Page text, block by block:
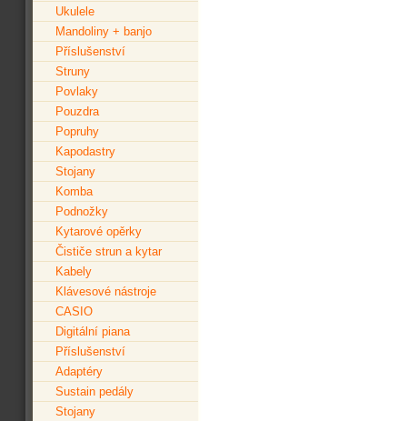
Ukulele
Mandoliny + banjo
Příslušenství
Struny
Povlaky
Pouzdra
Popruhy
Kapodastry
Stojany
Komba
Podnožky
Kytarové opěrky
Čističe strun a kytar
Kabely
Klávesové nástroje
CASIO
Digitální piana
Příslušenství
Adaptéry
Sustain pedály
Stojany